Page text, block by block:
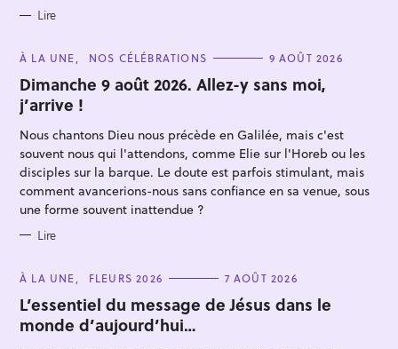
Lire
C
T
E
G
O
I
E
S
À LA UNE NOS CÉLÉBRATIONS 9 AOÛT 2026
Dimanche 9 août 2026. Allez-y sans moi,
j’arrive !
Nous chantons Dieu nous précède en Galilée, mais c'est
souvent nous qui l'attendons, comme Elie sur l'Horeb ou les
disciples sur la barque. Le doute est parfois stimulant, mais
comment avancerions-nous sans confiance en sa venue, sous
une forme souvent inattendue ?
Lire
C
T
E
G
O
À LA UNE FLEURS 2026 7 AOÛT 2026
L’essentiel du message de Jésus dans le
monde d’aujourd’hui…